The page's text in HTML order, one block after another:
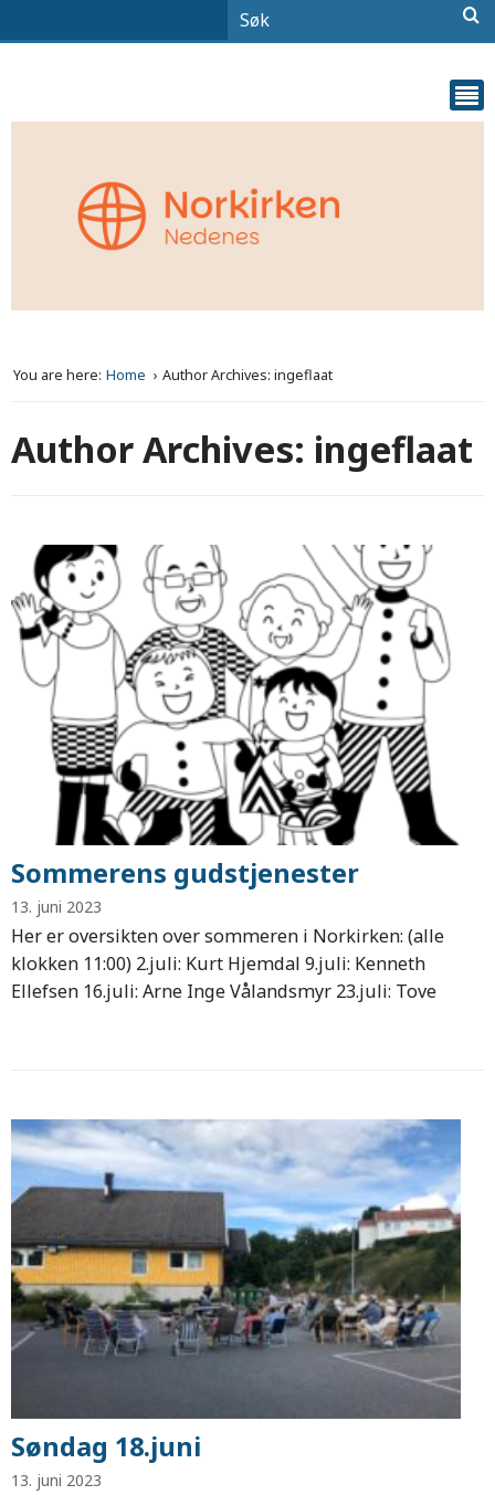
You are here: Home Author Archives: ingeflaat
Author Archives: ingeflaat
Sommerens gudstjenester
13. juni 2023
Her er oversikten over sommeren i Norkirken: (alle
klokken 11:00) 2.juli: Kurt Hjemdal 9.juli: Kenneth
Ellefsen 16.juli: Arne Inge Vålandsmyr 23.juli: Tove
Søndag 18.juni
13. juni 2023